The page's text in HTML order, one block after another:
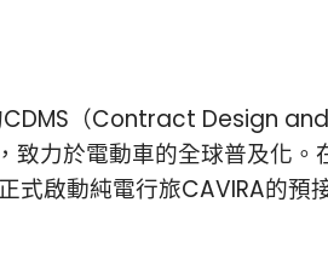
CDMS（Contract Design
力於電動車的全球普及化。
式啟動純電行旅CAVIRA的預